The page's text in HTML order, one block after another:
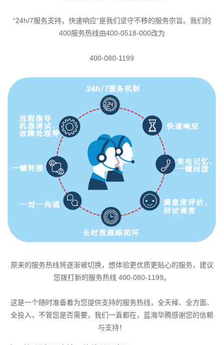
“24h/7服务支持，快速响应”是我们坚守不移的服务宗旨。我们的
400服务热线由400-0518-000改为
400-080-1199
原来的服务热线将逐渐被切换，想体验更优质更贴心的服务，建议
您拨打新的服务热线 400-080-1199。
这是一个随时准备着为您提供支持的服务热线，全天候、全方面、
全投入，不管您是否需要，我们一直都在，蓝海华腾感谢您的信赖
与支持！